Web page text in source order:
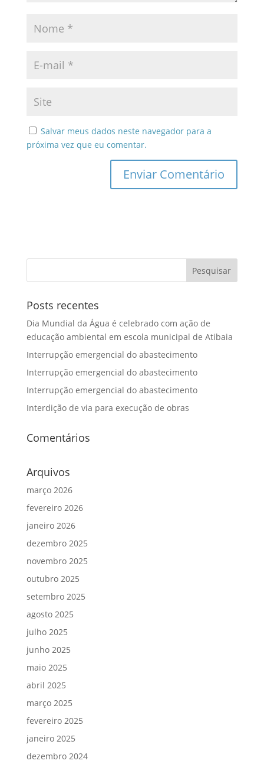
Salvar meus dados neste navegador para a
próxima vez que eu comentar.
Posts recentes
Dia Mundial da Água é celebrado com ação de
educação ambiental em escola municipal de Atibaia
Interrupção emergencial do abastecimento
Interrupção emergencial do abastecimento
Interrupção emergencial do abastecimento
Interdição de via para execução de obras
Comentários
Arquivos
março 2026
fevereiro 2026
janeiro 2026
dezembro 2025
novembro 2025
outubro 2025
setembro 2025
agosto 2025
julho 2025
junho 2025
maio 2025
abril 2025
março 2025
fevereiro 2025
janeiro 2025
dezembro 2024